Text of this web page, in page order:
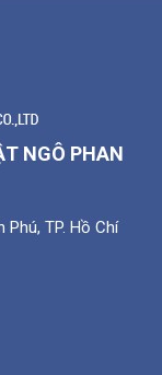
NGÔ PHAN
Phú, TP. Hồ Chí